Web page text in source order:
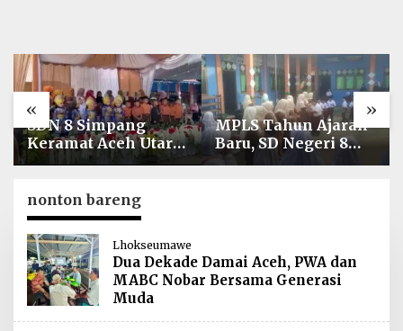
« »
SDN 8 Simpang
Keramat Aceh Utara
Gelar Penutupan
Ajaran 2026/2027
MPLS Tahun Ajaran
Baru, SD Negeri 8
Simpang Keuramat
nonton bareng
Lhokseumawe
Dua Dekade Damai Aceh, PWA dan
MABC Nobar Bersama Generasi
Muda